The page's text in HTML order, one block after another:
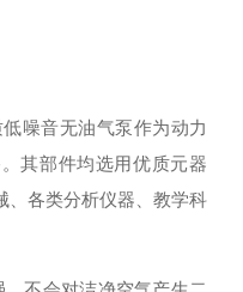
噪音无油气泵作为动力
其部件均选用优质元器
、各类分析仪器、教学科